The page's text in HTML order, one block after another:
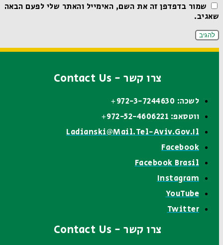
שמור בדפדפן זה את השם, האימייל והאתר שלי לפעם הבאה
שאגיב.
צרו קשר - Contact Us
לשכה: 972-3-7244630+
ווטסאפ: 972-52-4606221+
Ladianski@mail.tel-Aviv.gov.il
Facebook
Facebook Brasil
Instagram
YouTube
Twitter
צרו קשר - Contact Us